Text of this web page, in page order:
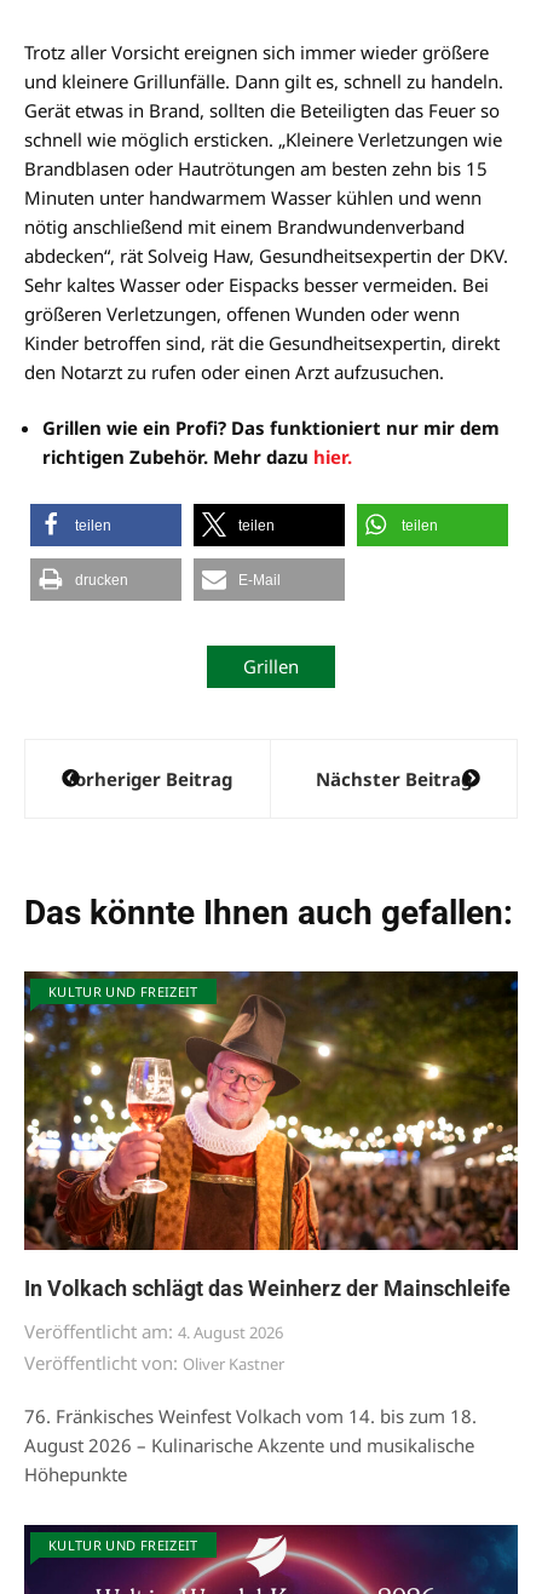
Trotz aller Vorsicht ereignen sich immer wieder größere
und kleinere Grillunfälle. Dann gilt es, schnell zu handeln.
Gerät etwas in Brand, sollten die Beteiligten das Feuer so
schnell wie möglich ersticken. „Kleinere Verletzungen wie
Brandblasen oder Hautrötungen am besten zehn bis 15
Minuten unter handwarmem Wasser kühlen und wenn
nötig anschließend mit einem Brandwundenverband
abdecken“, rät Solveig Haw, Gesundheitsexpertin der DKV.
Sehr kaltes Wasser oder Eispacks besser vermeiden. Bei
größeren Verletzungen, offenen Wunden oder wenn
Kinder betroffen sind, rät die Gesundheitsexpertin, direkt
den Notarzt zu rufen oder einen Arzt aufzusuchen.
Grillen wie ein Profi? Das funktioniert nur mir dem
richtigen Zubehör. Mehr dazu hier.
teilen teilen teilen
drucken E-Mail
Grillen
Beitragsnavigation
Vorheriger Beitrag Nächster Beitrag
Das könnte Ihnen auch gefallen:
KULTUR UND FREIZEIT
In Volkach schlägt das Weinherz der Mainschleife
Veröffentlicht am: 4. August 2026
Veröffentlicht von: Oliver Kastner
76. Fränkisches Weinfest Volkach vom 14. bis zum 18.
August 2026 – Kulinarische Akzente und musikalische
Höhepunkte
KULTUR UND FREIZEIT